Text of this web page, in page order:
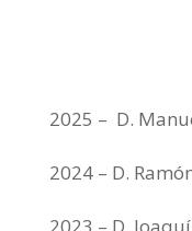
2025 – D.
2024 – D.